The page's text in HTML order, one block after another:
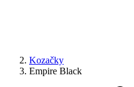
Kozačky
Empire Black